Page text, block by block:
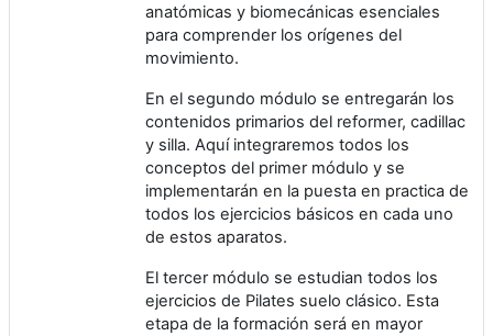
anatómicas y biomecánicas esenciales
para comprender los orígenes del
movimiento.
En el segundo módulo se entregarán los
contenidos primarios del reformer, cadillac
y silla. Aquí integraremos todos los
conceptos del primer módulo y se
implementarán en la puesta en practica de
todos los ejercicios básicos en cada uno
de estos aparatos.
El tercer módulo se estudian todos los
ejercicios de Pilates suelo clásico. Esta
etapa de la formación será en mayor